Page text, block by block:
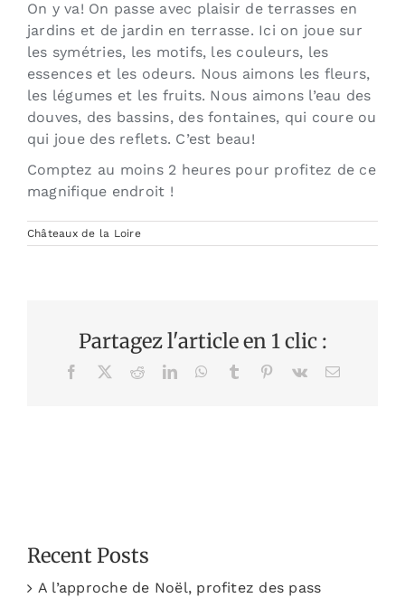
On y va! On passe avec plaisir de terrasses en
jardins et de jardin en terrasse. Ici on joue sur
les symétries, les motifs, les couleurs, les
essences et les odeurs. Nous aimons les fleurs,
les légumes et les fruits. Nous aimons l’eau des
douves, des bassins, des fontaines, qui coure ou
qui joue des reflets. C’est beau!
Comptez au moins 2 heures pour profitez de ce
magnifique endroit !
Châteaux de la Loire
Partagez l'article en 1 clic :
Facebook RedditLinkedInWhatsApp
Tumblr Pinterest
Vk Email
Recent Posts
A l’approche de Noël, profitez des pass